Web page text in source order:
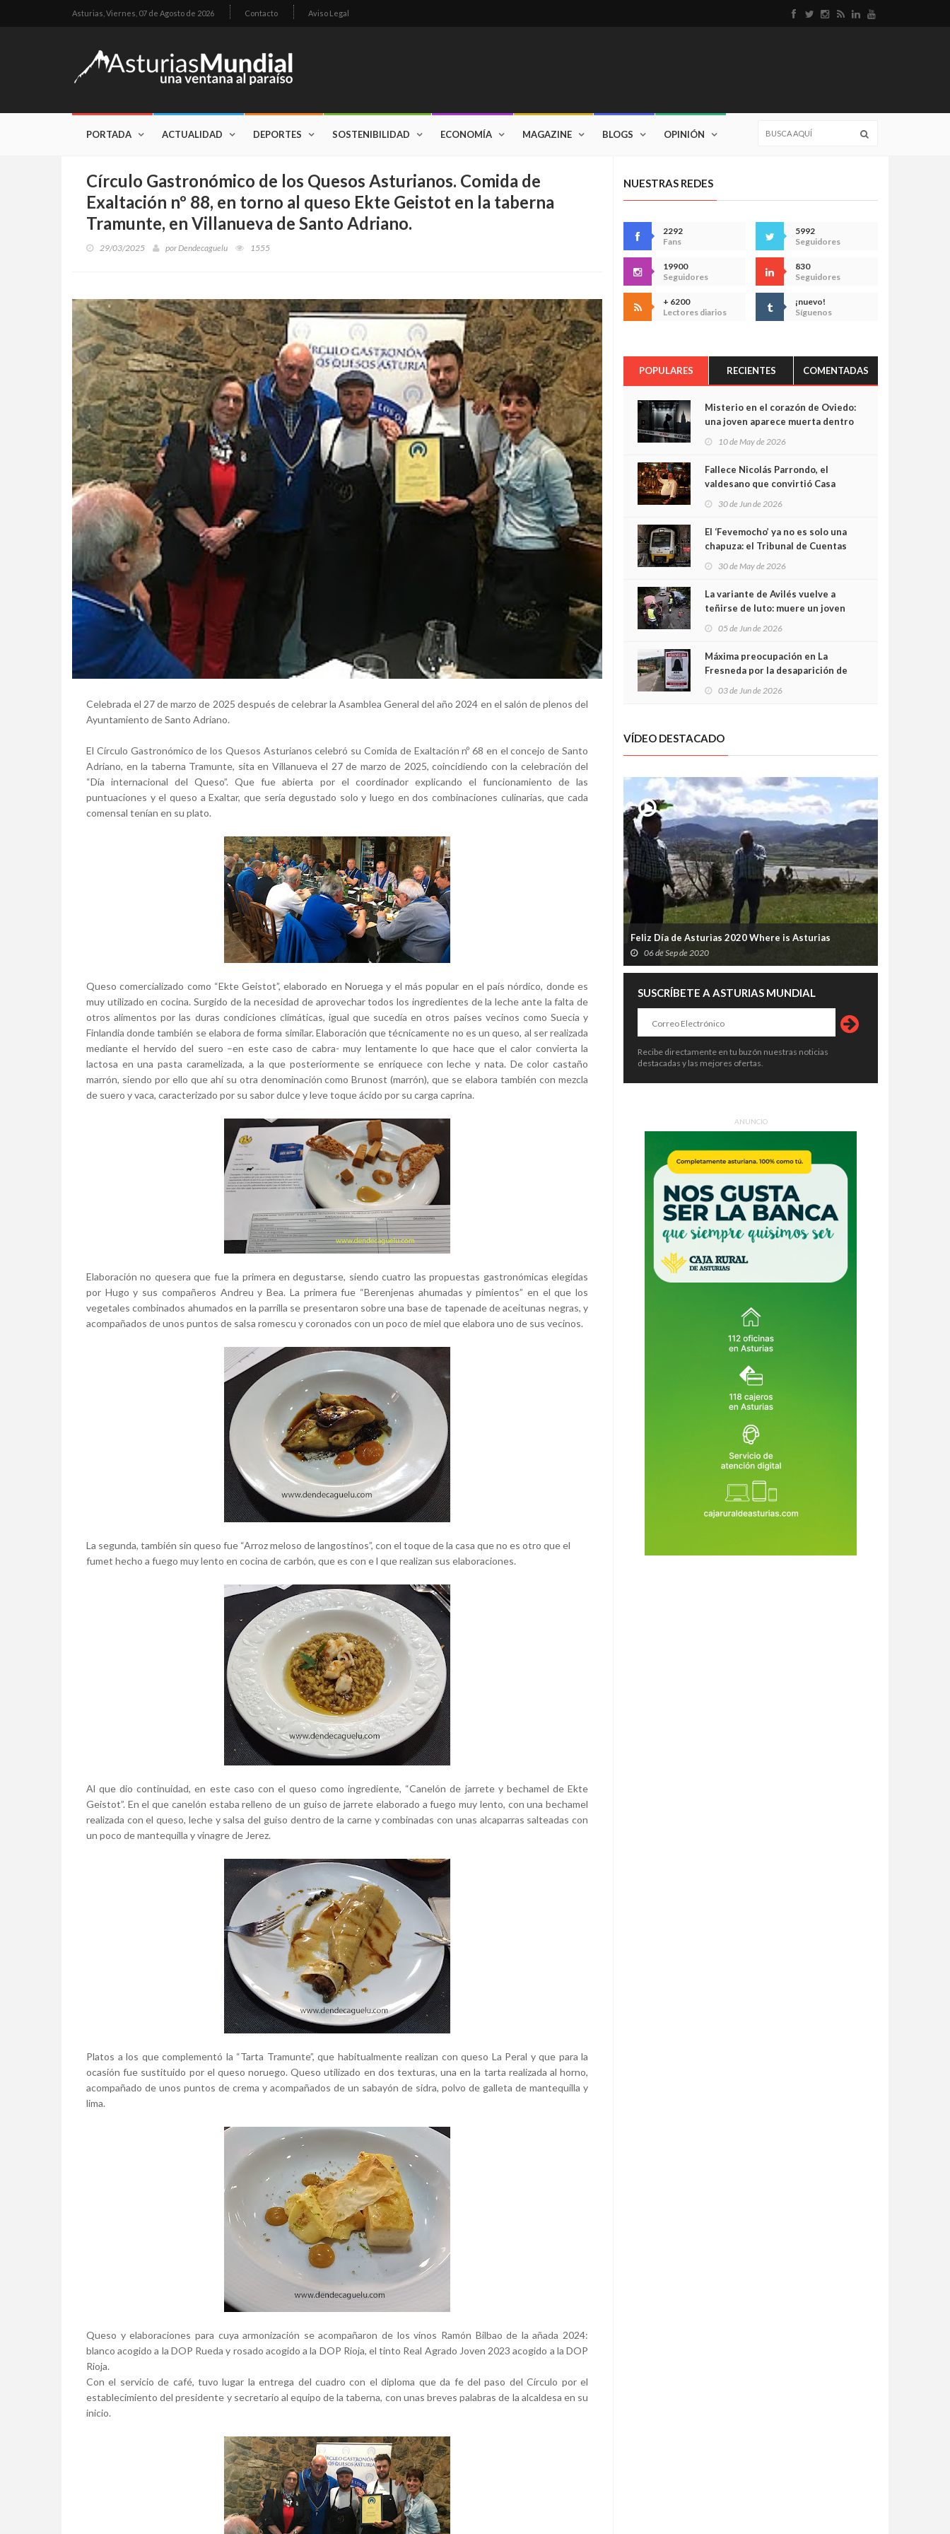
Asturias, Viernes, 07 de Agosto de 2026 Contacto Aviso Legal
PORTADA ACTUALIDAD DEPORTES SOSTENIBILIDAD ECONOMÍA MAGAZINE BLOGS OPINIÓN
Círculo Gastronómico de los Quesos Asturianos. Comida de
Exaltación nº 88, en torno al queso Ekte Geistot en la taberna
Tramunte, en Villanueva de Santo Adriano.
29/03/2025 porDendecaguelu 1555
Celebrada el 27 de marzo de 2025 después de celebrar la Asamblea General del año 2024 en el salón de plenos del
Ayuntamiento de Santo Adriano.
El Círculo Gastronómico de los Quesos Asturianos celebró su Comida de Exaltación nº 68 en el concejo de Santo
Adriano, en la taberna Tramunte, sita en Villanueva el 27 de marzo de 2025, coincidiendo con la celebración del
“Día internacional del Queso”. Que fue abierta por el coordinador explicando el funcionamiento de las
puntuaciones y el queso a Exaltar, que sería degustado solo y luego en dos combinaciones culinarias, que cada
comensal tenían en su plato.
Queso comercializado como “Ekte Geistot”, elaborado en Noruega y el más popular en el país nórdico, donde es
muy utilizado en cocina. Surgido de la necesidad de aprovechar todos los ingredientes de la leche ante la falta de
otros alimentos por las duras condiciones climáticas, igual que sucedía en otros países vecinos como Suecia y
Finlandia donde también se elabora de forma similar. Elaboración que técnicamente no es un queso, al ser realizada
mediante el hervido del suero –en este caso de cabra- muy lentamente lo que hace que el calor convierta la
lactosa en una pasta caramelizada, a la que posteriormente se enriquece con leche y nata. De color castaño
marrón, siendo por ello que ahí su otra denominación como Brunost (marrón), que se elabora también con mezcla
de suero y vaca, caracterizado por su sabor dulce y leve toque ácido por su carga caprina.
Elaboración no quesera que fue la primera en degustarse, siendo cuatro las propuestas gastronómicas elegidas
por Hugo y sus compañeros Andreu y Bea. La primera fue “Berenjenas ahumadas y pimientos” en el que los
vegetales combinados ahumados en la parrilla se presentaron sobre una base de tapenade de aceitunas negras, y
acompañados de unos puntos de salsa romescu y coronados con un poco de miel que elabora uno de sus vecinos.
La segunda, también sin queso fue “Arroz meloso de langostinos”, con el toque de la casa que no es otro que el
fumet hecho a fuego muy lento en cocina de carbón, que es con e l que realizan sus elaboraciones.
Al que dio continuidad, en este caso con el queso como ingrediente, “Canelón de jarrete y bechamel de Ekte
Geistot”. En el que canelón estaba relleno de un guiso de jarrete elaborado a fuego muy lento, con una bechamel
realizada con el queso, leche y salsa del guiso dentro de la carne y combinadas con unas alcaparras salteadas con
un poco de mantequilla y vinagre de Jerez.
Platos a los que complementó la “Tarta Tramunte”, que habitualmente realizan con queso La Peral y que para la
ocasión fue sustituido por el queso noruego. Queso utilizado en dos texturas, una en la tarta realizada al horno,
acompañado de unos puntos de crema y acompañados de un sabayón de sidra, polvo de galleta de mantequilla y
lima.
Queso y elaboraciones para cuya armonización se acompañaron de los vinos Ramón Bilbao de la añada 2024:
blanco acogido a la DOP Rueda y rosado acogido a la DOP Rioja, el tinto Real Agrado Joven 2023 acogido a la DOP
Rioja.
Con el servicio de café, tuvo lugar la entrega del cuadro con el diploma que da fe del paso del Círculo por el
establecimiento del presidente y secretario al equipo de la taberna, con unas breves palabras de la alcaldesa en su
inicio.
NUESTRAS REDES
2292
Fans
5992
Seguidores
19900
Seguidores
830
Seguidores
+ 6200
Lectores diarios
¡nuevo!
Síguenos
POPULARES RECIENTES COMENTADAS
Misterio en el corazón de Oviedo:
una joven aparece muerta dentro
cámaras captan sus últimos
minutos
10 de May de 2026
Fallece Nicolás Parrondo, el
valdesano que convirtió Casa
30 de Jun de 2026
El ‘Fevemocho’ ya no es solo una
chapuza: el Tribunal de Cuentas
sobrecoste de los trenes que no
cabían por los túneles
30 de May de 2026
La variante de Avilés vuelve a
teñirse de luto: muere un joven
05 de Jun de 2026
Máxima preocupación en La
Fresneda por la desaparición de
03 de Jun de 2026
VÍDEO DESTACADO
Feliz Día de Asturias 2020 Where is Asturias
06 de Sep de 2020
SUSCRÍBETE A ASTURIAS MUNDIAL
Recibe directamente en tu buzón nuestras noticias
destacadas y las mejores ofertas.
ANUNCIO